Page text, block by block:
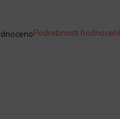
Podrobnosti hodnocení